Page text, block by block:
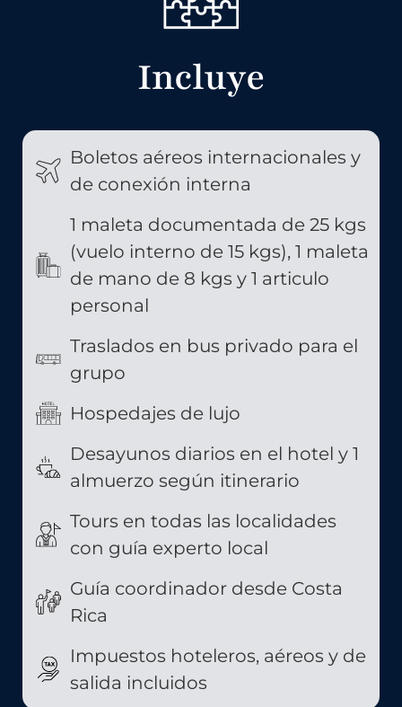
Incluye
Boletos aéreos internacionales y
de conexión interna
1 maleta documentada de 25 kgs
(vuelo interno de 15 kgs), 1 maleta
de mano de 8 kgs y 1 articulo
personal
Traslados en bus privado para el
grupo
Hospedajes de lujo
Desayunos diarios en el hotel y 1
almuerzo según itinerario
Tours en todas las localidades
con guía experto local
Guía coordinador desde Costa
Rica
Impuestos hoteleros, aéreos y de
salida incluidos